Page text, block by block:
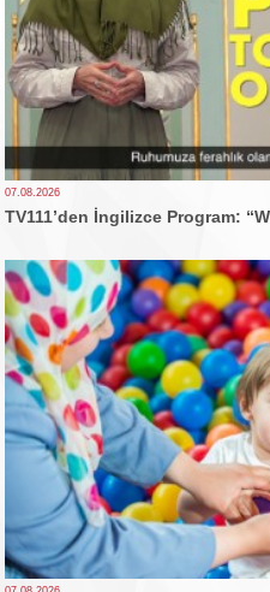
07.08.2026
TV111’den İngilizce Program: